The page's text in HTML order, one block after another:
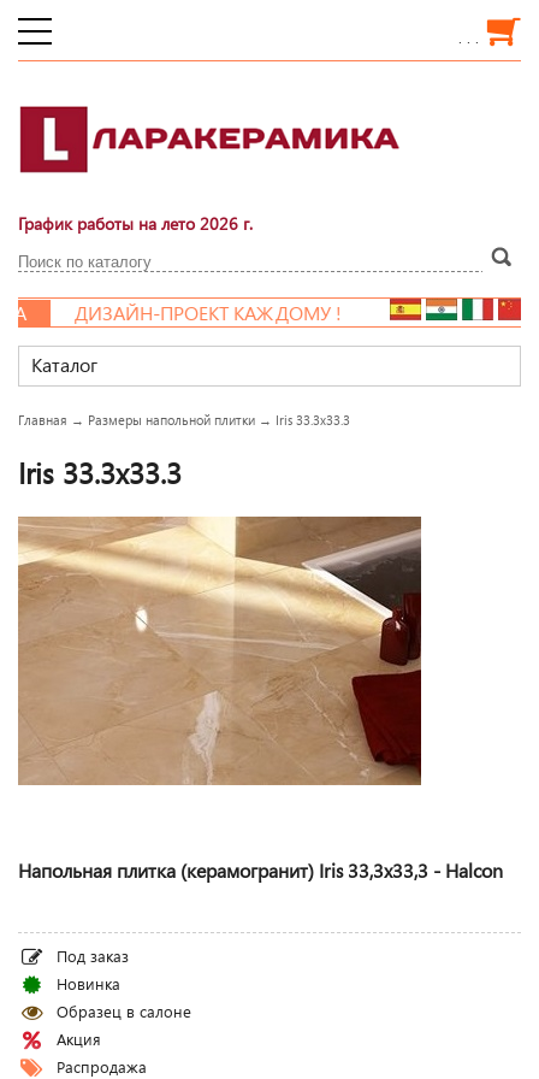
. . .
График работы на лето 2026 г.
ДИЗАЙН-ПРОЕКТ КАЖДОМУ !
Каталог
Главная → Размеры напольной плитки → Iris 33.3x33.3
Iris 33.3x33.3
Напольная плитка (керамогранит) Iris 33,3x33,3 - Halcon
Под заказ
Новинка
Образец в салоне
Акция
Распродажа